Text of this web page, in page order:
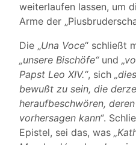
weiterlaufen lassen, um
Arme der
Die „Una Voce“ schließt
„unsere Bischöfe“und
Papst Leo XIV.“, sich
bewußt zu sein, die
heraufbeschwören,
vorhersagen kann“.
Epistel, sei das, was